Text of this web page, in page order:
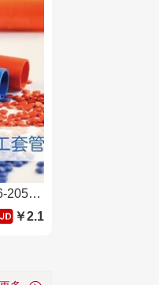
顾地红蓝PVC绝缘电工套管 16-205轻型红蓝线管3米一根
￥2.1